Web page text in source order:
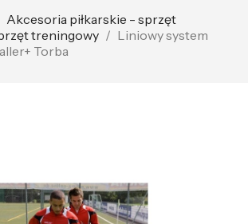
Akcesoria piłkarskie - sprzęt
treningowy
Liniowy system
Torba